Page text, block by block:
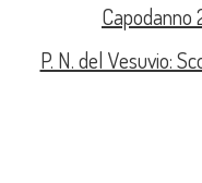
Capodanno
P. N. del Vesuvio: